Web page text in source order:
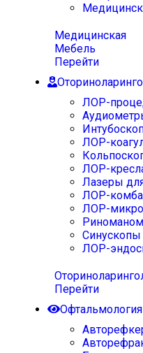
Медицинская
Мебель
Перейти
ЛОР-
ЛОР-
ЛОР-
Лазеры
ЛОР-
ЛОР-
Синускопы
ЛОР-
Перейти
Офтальмология